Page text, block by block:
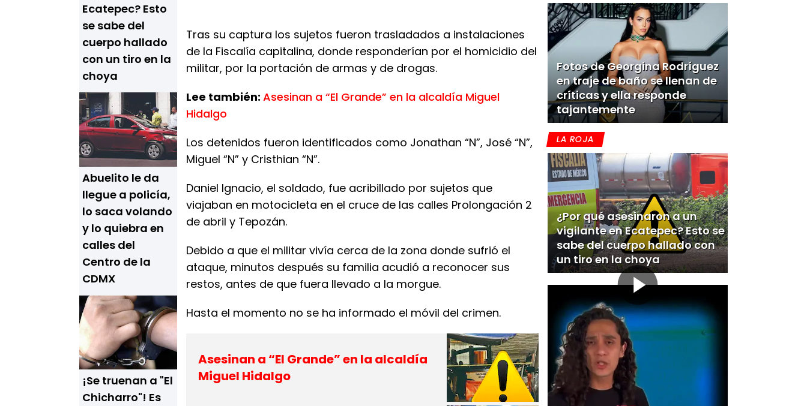
Ecatepec? Esto
se sabe del
cuerpo hallado
con un tiro en la
choya
Abuelito le da
llegue a policía,
lo saca volando
y lo quiebra en
calles del
Centro de la
CDMX
¡Se truenan a "El
Chicharro"! Es
Tras su captura los sujetos fueron trasladados a instalaciones
de la Fiscalía capitalina, donde responderían por el homicidio del
militar, por la portación de armas y de drogas.
Lee también: Asesinan a “El Grande” en la alcaldía Miguel
Hidalgo
Los detenidos fueron identificados como Jonathan “N”, José “N”,
Miguel “N” y Cristhian “N”.
Daniel Ignacio, el soldado, fue acribillado por sujetos que
viajaban en motocicleta en el cruce de las calles Prolongación 2
de abril y Tepozán.
Debido a que el militar vivía cerca de la zona donde sufrió el
ataque, minutos después su familia acudió a reconocer sus
restos, antes de que fuera llevado a la morgue.
Hasta el momento no se ha informado el móvil del crimen.
Asesinan a “El Grande” en la alcaldía
Miguel Hidalgo
Fotos de Georgina Rodríguez
en traje de baño se llenan de
críticas y ella responde
tajantemente
LA ROJA
¿Por qué asesinaron a un
vigilante en Ecatepec? Esto se
sabe del cuerpo hallado con
un tiro en la choya